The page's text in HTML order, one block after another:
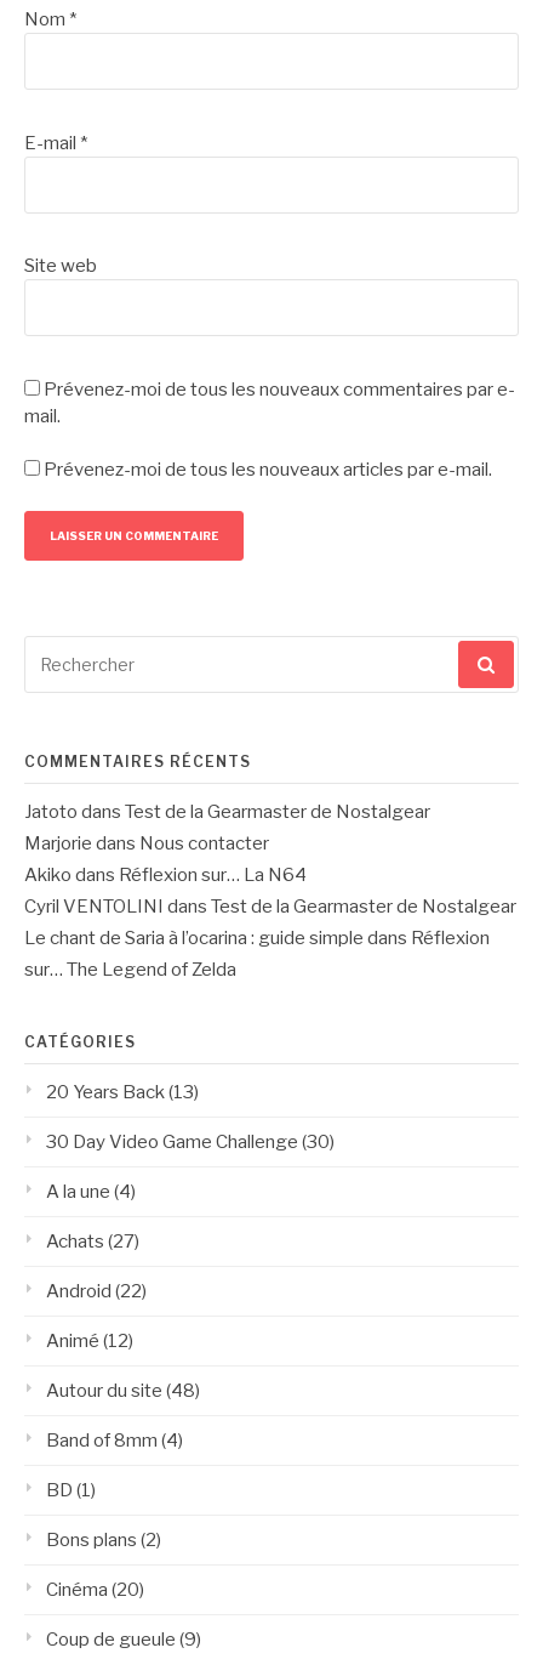
Nom *
E-mail *
Site web
Prévenez-moi de tous les nouveaux commentaires par e-
mail.
Prévenez-moi de tous les nouveaux articles par e-mail.
pour
COMMENTAIRES RÉCENTS
Jatoto dans Test de la Gearmaster de Nostalgear
Marjorie dans Nous contacter
Akiko dans Réflexion sur… La N64
Cyril VENTOLINI
dans Test de la Gearmaster de Nostalgear
Le chant de Saria à l’ocarina : guide simple dans Réflexion
sur… The Legend of Zelda
CATÉGORIES
20 Years Back(13)
30 Day Video Game Challenge (30)
A la une (4)
Achats (27)
Android (22)
Animé (12)
Autour du site (48)
Band of 8mm (4)
BD (1)
Bons plans (2)
Cinéma (20)
Coup de gueule (9)